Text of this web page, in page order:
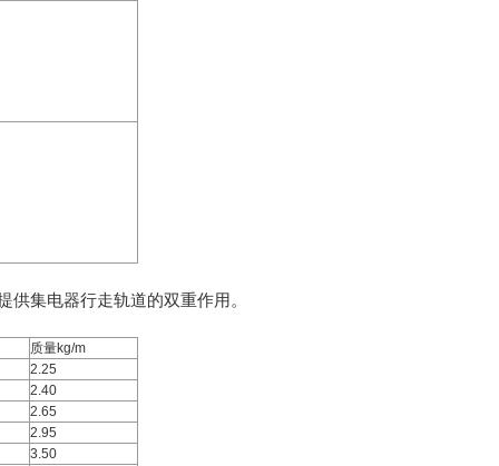
集电器行走轨道的双重作用。
质量kg/m
2.25
2.40
2.65
2.95
3.50